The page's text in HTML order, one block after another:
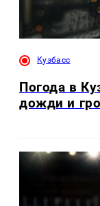
Кузбасс
Погода в
дожди и